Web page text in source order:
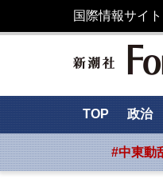
国際情報サイト
TOP 政治
#中東動